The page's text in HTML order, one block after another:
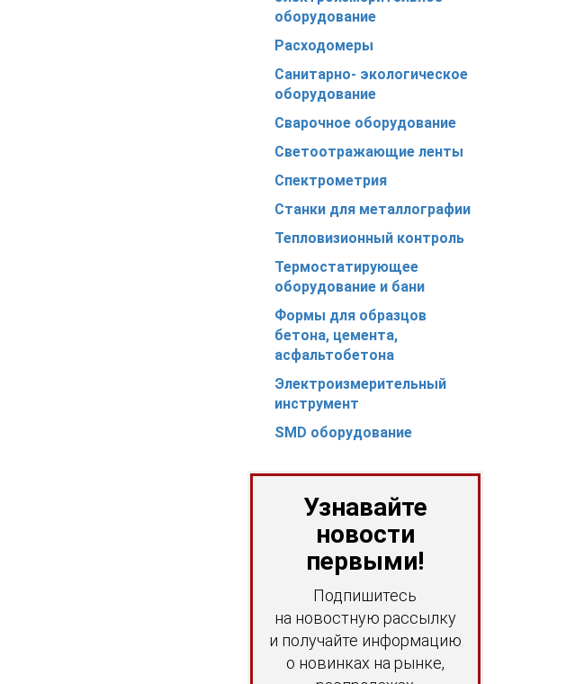
оборудование
Расходомеры
Cанитарно- экологическое
оборудование
Сварочное оборудование
Светоотражающие ленты
Спектрометрия
Станки для металлографии
Тепловизионный контроль
Термостатирующее
оборудование и бани
Формы для образцов
бетона, цемента,
асфальтобетона
Электроизмерительный
инструмент
SMD оборудование
Узнавайте
новости
первыми!
Подпишитесь
на новостную рассылку
и получайте информацию
о новинках на рынке,